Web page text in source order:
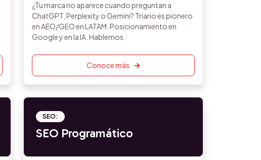
¿Tu marca no aparece cuando preguntan a
ChatGPT, Perplexity o Gemini? Triario es pionero
en AEO/GEO en LATAM. Posicionamiento en
Google y en la IA. Hablemos.
Conoce más
SEO:
SEO Programático